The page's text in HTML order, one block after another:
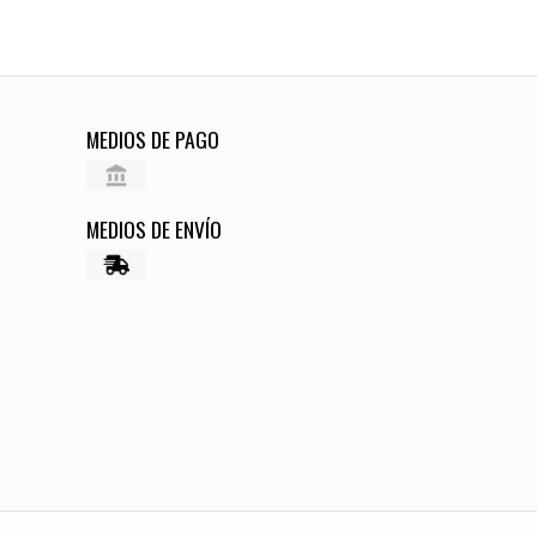
MEDIOS DE PAGO
MEDIOS DE ENVÍO